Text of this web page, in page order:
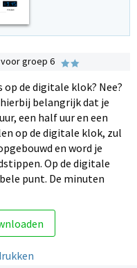
groep 6
de digitale klok? Nee?
belangrijk dat je
een half uur en een
op de digitale klok, zul
en word je
Op de digitale
punt. De minuten